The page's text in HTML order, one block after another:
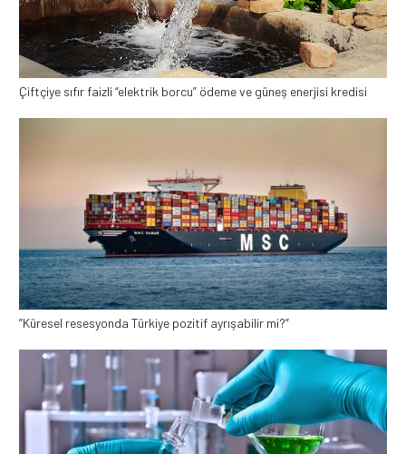
Çiftçiye sıfır faizli “elektrik borcu” ödeme ve güneş enerjisi kredisi
”Küresel resesyonda Türkiye pozitif ayrışabilir mi?”